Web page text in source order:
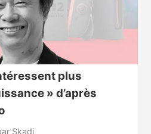
plus
» d’après
Skadi